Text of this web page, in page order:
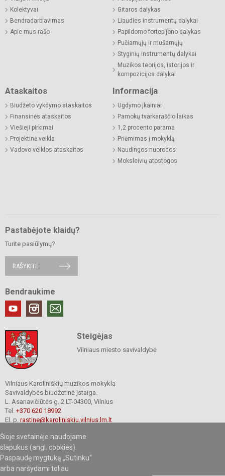
Šioje svetainėje naudojame
slapukus (angl. cookies).
Paspaudę mygtuką „Sutinku“
arba naršydami toliau
Kolektyvai
Bendradarbiavimas
Apie mus rašo
Gitaros dalykas
Liaudies instrumentų dalykai
Papildomo fortepijono dalykas
Pučiamųjų ir mušamųjų
Styginių instrumentų dalykai
Muzikos teorijos, istorijos ir
kompozicijos dalykai
Ataskaitos
Biudžeto vykdymo ataskaitos
Finansinės ataskaitos
Viešieji pirkimai
Projektinė veikla
Vadovo veiklos ataskaitos
Informacija
Ugdymo įkainiai
Pamokų tvarkaraščio laikas
1,2 procento parama
Priėmimas į mokyklą
Naudingos nuorodos
Moksleivių atostogos
Pastabėjote klaidų?
Turite pasiūlymų?
RAŠYKITE
Bendraukime
Steigėjas
Vilniaus miesto savivaldybė
Vilniaus Karoliniškių muzikos mokykla
Savivaldybės biudžetinė įstaiga.
L. Asanavičiūtės g. 2 LT-04300, Vilnius
Tel. +370 620 18992
El. p. rastine@karoliniskiu.vilnius.lm.lt
Juridinių asmenų registre
Įmonės kodas 191662566